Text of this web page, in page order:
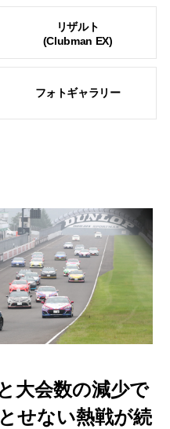
リザルト
(Clubman EX)
フォトギャラリー
大会数の減少で
せない熱戦が続